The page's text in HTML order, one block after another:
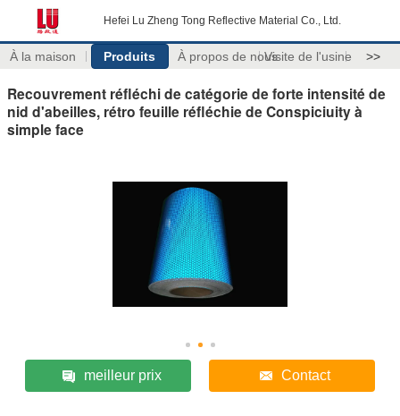
Hefei Lu Zheng Tong Reflective Material Co., Ltd.
À la maison Produits À propos de nousVisite de l'usine >>
Recouvrement réfléchi de catégorie de forte intensité de
nid d'abeilles, rétro feuille réfléchie de Conspiciuity à
simple face
meilleur prix Contact